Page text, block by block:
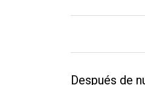
DeportesDespués de